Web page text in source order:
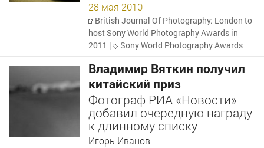
28 мая 2010
British Journal Of Photography: London to
host Sony World Photography Awards in
2011 | Sony World Photography Awards
Владимир Вяткин получил
китайский приз
Фотограф РИА «Новости»
добавил очередную награду
к длинному списку
Игорь Иванов